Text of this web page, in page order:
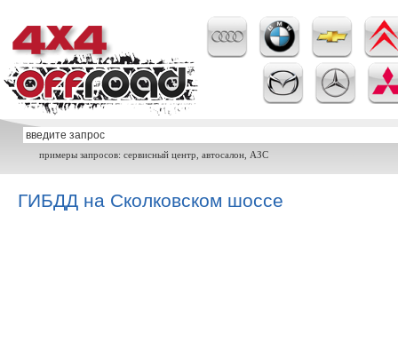
примеры запросов: сервисный центр, автосалон, АЗС
ГИБДД на Сколковском шоссе